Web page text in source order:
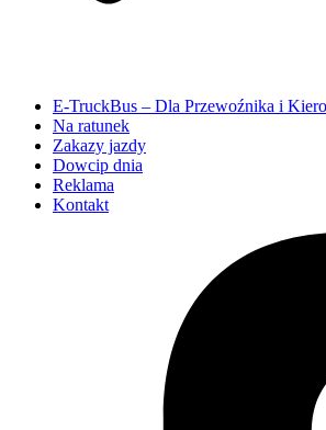
E-TruckBus – Dla Przewoźnika i
Na ratunek
Zakazy jazdy
Dowcip dnia
Reklama
Kontakt